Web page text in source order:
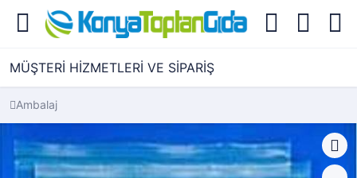
MÜŞTERİ HİZMETLERİ VE SİPARİŞ
Ambalaj